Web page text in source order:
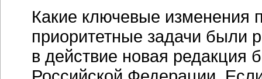
Какие ключевые изменения
приоритетные задачи были
в действие новая редакция